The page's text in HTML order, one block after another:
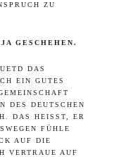
ZU N
GESCHEHEN.
DAS
EIN GUTES
DES DEUTSCHEN
DAS HEISST, ER W
FÜHLE I
AUF DIE V
AUF D